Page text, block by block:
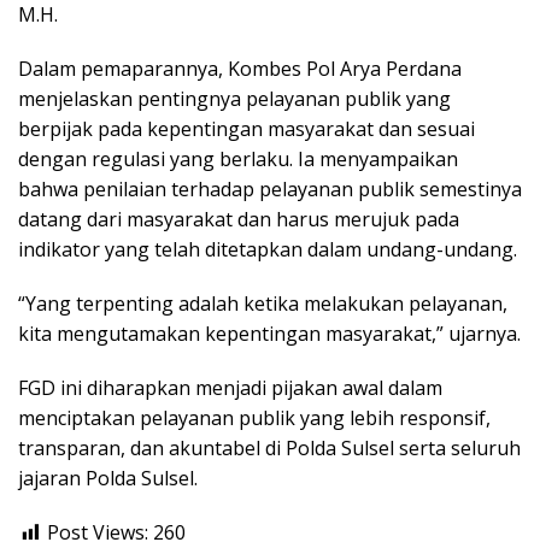
M.H.
Dalam pemaparannya, Kombes Pol Arya Perdana
menjelaskan pentingnya pelayanan publik yang
berpijak pada kepentingan masyarakat dan sesuai
dengan regulasi yang berlaku. Ia menyampaikan
bahwa penilaian terhadap pelayanan publik semestinya
datang dari masyarakat dan harus merujuk pada
indikator yang telah ditetapkan dalam undang-undang.
“Yang terpenting adalah ketika melakukan pelayanan,
kita mengutamakan kepentingan masyarakat,” ujarnya.
FGD ini diharapkan menjadi pijakan awal dalam
menciptakan pelayanan publik yang lebih responsif,
transparan, dan akuntabel di Polda Sulsel serta seluruh
jajaran Polda Sulsel.
Post Views: 260